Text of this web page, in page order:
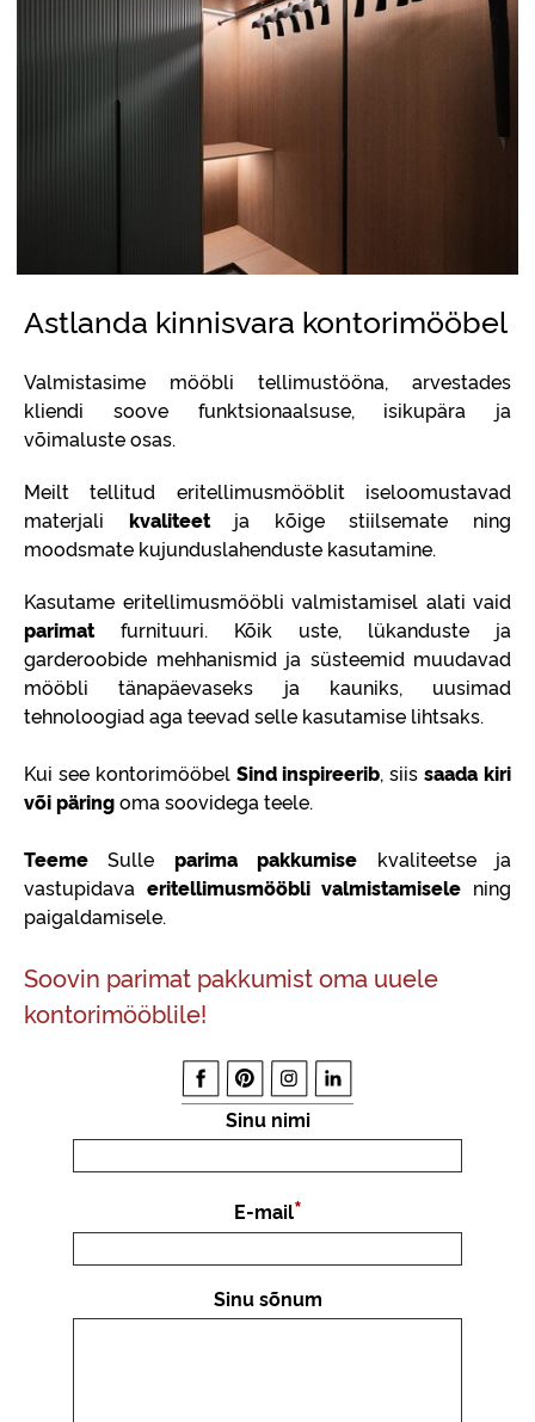
Astlanda kinnisvara kontorimööbel
Valmistasime mööbli tellimustööna, arvestades
kliendi soove funktsionaalsuse, isikupära ja
võimaluste osas.
Meilt tellitud eritellimusmööblit iseloomustavad
materjali kvaliteet ja kõige stiilsemate ning
moodsmate kujunduslahenduste kasutamine.
Kasutame eritellimusmööbli valmistamisel alati vaid
parimatfurnituuri. Kõik uste, lükanduste ja
garderoobide mehhanismid ja süsteemid muudavad
mööbli tänapäevaseks ja kauniks, uusimad
tehnoloogiad aga teevad selle kasutamise lihtsaks.
Kui see kontorimööbel Sind inspireerib, siissaada kiri
või päringoma soovidega teele.
Teeme Sulle parima pakkumise kvaliteetse ja
vastupidava eritellimusmööbli valmistamisele ning
paigaldamisele.
Soovin parimat pakkumist oma uuele
kontorimööblile!
Sinu nimi
E-mail
Sinu sõnum